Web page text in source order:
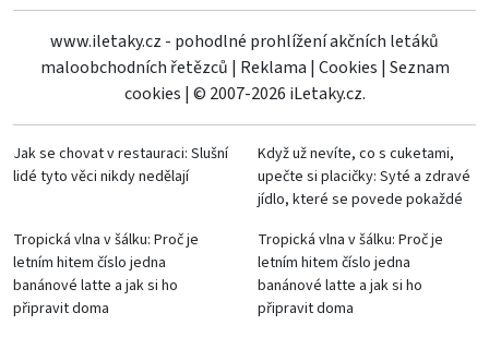
www.iletaky.cz - pohodlné prohlížení akčních letáků
maloobchodních řetězců | Reklama | Cookies | Seznam
cookies | © 2007-2026 iLetaky.cz.
Jak se chovat v restauraci: Slušní
lidé tyto věci nikdy nedělají
Když už nevíte, co s cuketami,
upečte si placičky: Syté a zdravé
jídlo, které se povede pokaždé
Tropická vlna v šálku: Proč je
letním hitem číslo jedna
banánové latte a jak si ho
připravit doma
Tropická vlna v šálku: Proč je
letním hitem číslo jedna
banánové latte a jak si ho
připravit doma